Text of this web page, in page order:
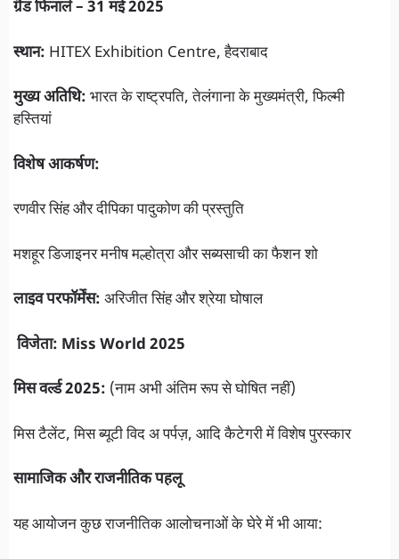
ग्रैंड फिनाले – 31 मई 2025
स्थान: HITEX Exhibition Centre, हैदराबाद
मुख्य अतिथि: भारत के राष्ट्रपति, तेलंगाना के मुख्यमंत्री, फिल्मी
हस्तियां
विशेष आकर्षण:
रणवीर सिंह और दीपिका पादुकोण की प्रस्तुति
मशहूर डिजाइनर मनीष मल्होत्रा और सब्यसाची का फैशन शो
लाइव परफॉर्मेंस: अरिजीत सिंह और श्रेया घोषाल
विजेता: Miss World 2025
मिस वर्ल्ड 2025: (नाम अभी अंतिम रूप से घोषित नहीं)
मिस टैलेंट, मिस ब्यूटी विद अ पर्पज़, आदि कैटेगरी में विशेष पुरस्कार
सामाजिक और राजनीतिक पहलू
यह आयोजन कुछ राजनीतिक आलोचनाओं के घेरे में भी आया: